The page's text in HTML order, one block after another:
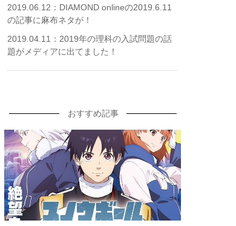
2019.06.12： DIAMOND onlineの2019.6.11
の記事に麻布ネタが！
2019.04.11： 2019年の理科の入試問題の話
題がメディアに出てました！
おすすめ記事